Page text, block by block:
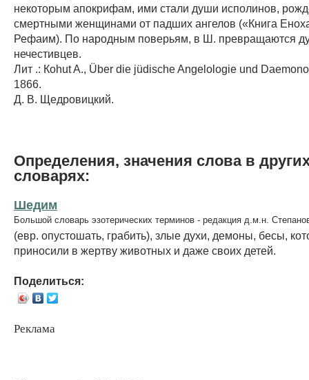
некоторым апокрифам, ими стали души исполинов,
смертными женщинами от падших ангелов («Книга
Рефаим). По народным поверьям, в Ш. превращаются
нечестивцев.
Лит .: Коhut A., Über die jüdische Angelologie und
1866.
Д. В. Щедровицкий.
Определения, значения слова в
словарях:
Шедим
Большой словарь эзотерических терминов - редакция д.м.н.
(евр. опустошать, грабить), злые духи, демоны, бесы,
приносили в жертву животных и даже своих детей.
Поделиться:
Реклама